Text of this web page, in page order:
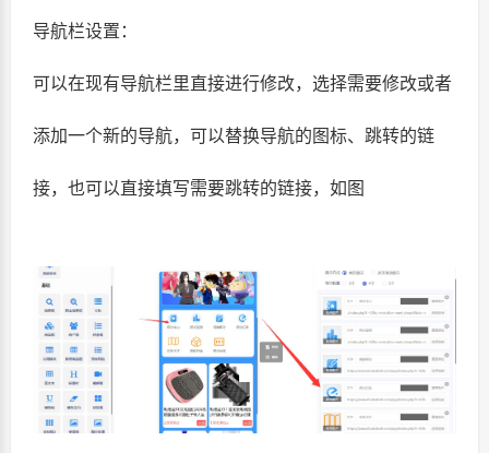
导航栏设置：
可以在现有导航栏里直接进行修改，选择需要修改或者
添加一个新的导航，可以替换导航的图标、跳转的链
接，也可以直接填写需要跳转的链接，如图